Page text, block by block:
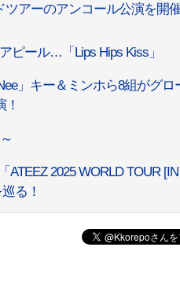
ツアーのアンコール公演を開
ピール…「Lips Hips Kiss」
」キー＆ミンホら8組がグ
！
2025 WORLD TOUR
る！